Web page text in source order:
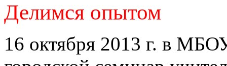
Делимся опытом
16 октября 2013 г. в